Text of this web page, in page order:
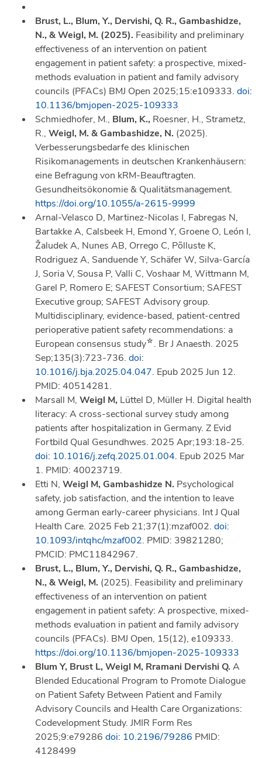
Brust, L., Blum, Y., Dervishi, Q. R., Gambashidze,
N., & Weigl, M. (2025). Feasibility and preliminary
effectiveness of an intervention on patient
engagement in patient safety: a prospective, mixed-
methods evaluation in patient and family advisory
councils (PFACs) BMJ Open 2025;15:e109333. doi:
10.1136/bmjopen-2025-109333
Schmiedhofer, M., Blum, K., Roesner, H., Strametz,
R., Weigl, M. & Gambashidze, N. (2025).
Verbesserungsbedarfe des klinischen
Risikomanagements in deutschen Krankenhäusern:
eine Befragung von kRM-Beauftragten.
Gesundheitsökonomie & Qualitätsmanagement.
https://doi.org/10.1055/a-2615-9999
Arnal-Velasco D, Martinez-Nicolas I, Fabregas N,
Bartakke A, Calsbeek H, Emond Y, Groene O, León I,
Žaludek A, Nunes AB, Orrego C, Põlluste K,
Rodriguez A, Sanduende Y, Schäfer W, Silva-García
J, Soria V, Sousa P, Valli C, Voshaar M, Wittmann M,
Garel P, Romero E; SAFEST Consortium; SAFEST
Executive group; SAFEST Advisory group.
Multidisciplinary, evidence-based, patient-centred
perioperative patient safety recommendations: a
European consensus study☆. Br J Anaesth. 2025
Sep;135(3):723-736. doi:
10.1016/j.bja.2025.04.047. Epub 2025 Jun 12.
PMID: 40514281.
Marsall M, Weigl M, Lüttel D, Müller H. Digital health
literacy: A cross-sectional survey study among
patients after hospitalization in Germany. Z Evid
Fortbild Qual Gesundhwes. 2025 Apr;193:18-25.
doi: 10.1016/j.zefq.2025.01.004. Epub 2025 Mar
1. PMID: 40023719.
Etti N, Weigl M, Gambashidze N. Psychological
safety, job satisfaction, and the intention to leave
among German early-career physicians. Int J Qual
Health Care. 2025 Feb 21;37(1):mzaf002. doi:
10.1093/intqhc/mzaf002. PMID: 39821280;
PMCID: PMC11842967.
Brust, L., Blum, Y., Dervishi, Q. R., Gambashidze,
N., & Weigl, M. (2025). Feasibility and preliminary
effectiveness of an intervention on patient
engagement in patient safety: A prospective, mixed-
methods evaluation in patient and family advisory
councils (PFACs). BMJ Open, 15(12), e109333.
https://doi.org/10.1136/bmjopen-2025-109333
Blum Y, Brust L, Weigl M, Rramani Dervishi Q. A
Blended Educational Program to Promote Dialogue
on Patient Safety Between Patient and Family
Advisory Councils and Health Care Organizations:
Codevelopment Study. JMIR Form Res
2025;9:e79286 doi: 10.2196/79286 PMID:
4128499